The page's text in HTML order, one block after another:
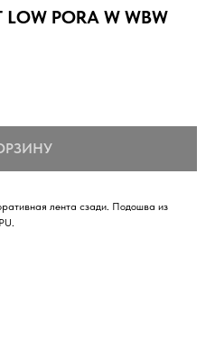
PORA W WBW
лента сзади. Подошва из